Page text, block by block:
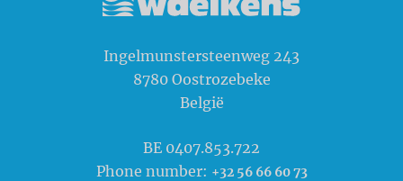
Ingelmunstersteenweg 243
8780 Oostrozebeke
België
BE 0407.853.722
Phone number: +32 56 66 60 73